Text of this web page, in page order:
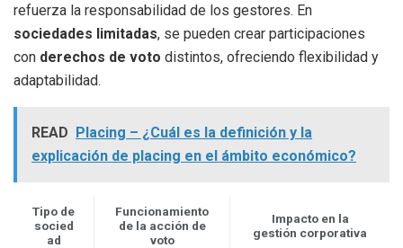
refuerza la responsabilidad de los gestores. En
sociedades limitadas, se pueden crear participaciones
con derechos de voto distintos, ofreciendo flexibilidad y
adaptabilidad.
READ Placing – ¿Cuál es la definición y la
explicación de placing en el ámbito económico?
Tipo de
socied
ad
Funcionamiento
de la acción de
voto
Impacto en la
gestión corporativa